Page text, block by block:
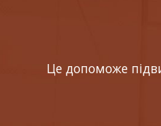
Це допоможе